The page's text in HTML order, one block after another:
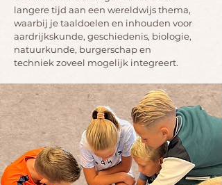
langere tijd aan een wereldwijs thema,
waarbij je taaldoelen en inhouden voor
aardrijkskunde, geschiedenis, biologie,
natuurkunde, burgerschap en
techniek zoveel mogelijk integreert.